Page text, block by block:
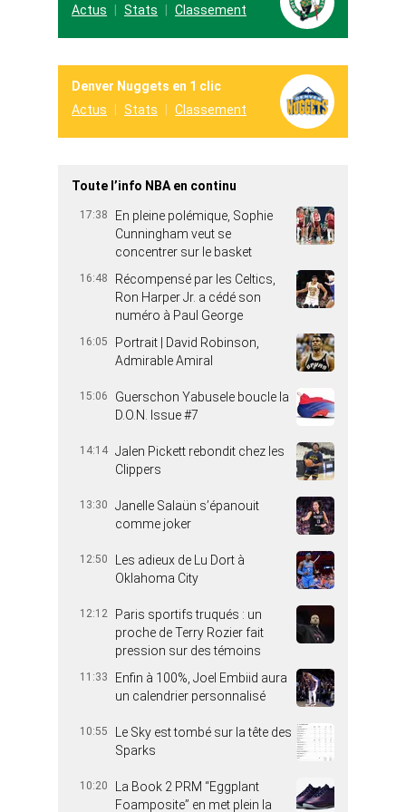
Actus
Stats Classement
Denver Nuggets en 1 clic
Actus
Stats Classement
Toute l’info NBA en continu
17:38
En pleine polémique, Sophie
Cunningham veut se
concentrer sur le basket
16:48
Récompensé par les Celtics,
Ron Harper Jr. a cédé son
numéro à Paul George
16:05
Portrait | David Robinson,
Admirable Amiral
15:06
Guerschon Yabusele boucle la
D.O.N. Issue #7
14:14 Jalen Pickett rebondit chez les
Clippers
13:30
Janelle Salaün s’épanouit
comme joker
12:50
Les adieux de Lu Dort à
Oklahoma City
12:12
Paris sportifs truqués : un
proche de Terry Rozier fait
pression sur des témoins
11:33
Enfin à 100%, Joel Embiid aura
un calendrier personnalisé
10:55
Le Sky est tombé sur la tête des
Sparks
10:20
La Book 2 PRM “Eggplant
Foamposite” en met plein la